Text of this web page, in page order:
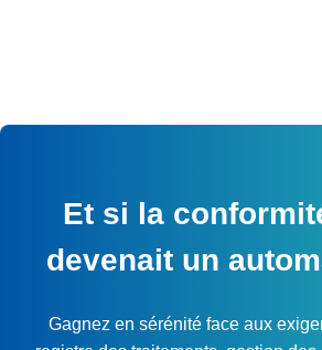
Et si la
devenait un
Gagnez en sérénité face aux